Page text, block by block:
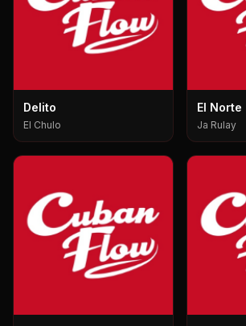
Delito
El Chulo
El Norte
Ja Rulay